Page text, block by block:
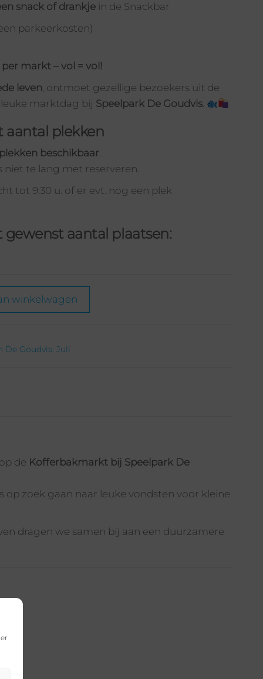
snack of drankjein de Snackbar
parkeerkosten)
markt – vol = vol!
leven, ontmoet gezellige bezoekers uit de
marktdag bij Speelpark De Goudvis.
aantal plekken
beschikbaar.
te lang met reserveren.
tot 9:30 u. of er evt. nog een plek
gewenst aantal plaatsen:
winkelwagen
Goudvis: Juli
de Kofferbakmarkt bij Speelpark De
zoek gaan naar leuke vondsten voor kleine
dragen we samen bij aan een duurzamere